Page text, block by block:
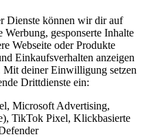
Dienste können wir dir auf
Werbung, gesponserte Inhalte
Webseite oder Produkte
Einkaufsverhalten anzeigen
Mit deiner Einwilligung setzen
Drittdienste ein:
Microsoft Advertising,
TikTok Pixel, Klickbasierte